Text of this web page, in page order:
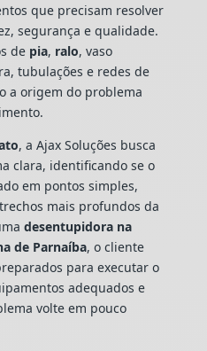
que precisam resolver
segurança e qualidade.
de pia, ralo, vaso
tubulações e redes de
a origem do problema
, a Ajax Soluções busca
clara, identificando se o
em pontos simples,
mais profundos da
desentupidora na
de Parnaíba, o cliente
para executar o
adequados e
volte em pouco